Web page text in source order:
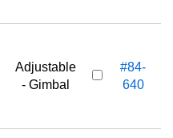
Adjustable
- Gimbal
#84-
640